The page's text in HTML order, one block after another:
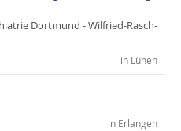
Dortmund - Wilfried-Rasch-
in Lünen
in Erlangen